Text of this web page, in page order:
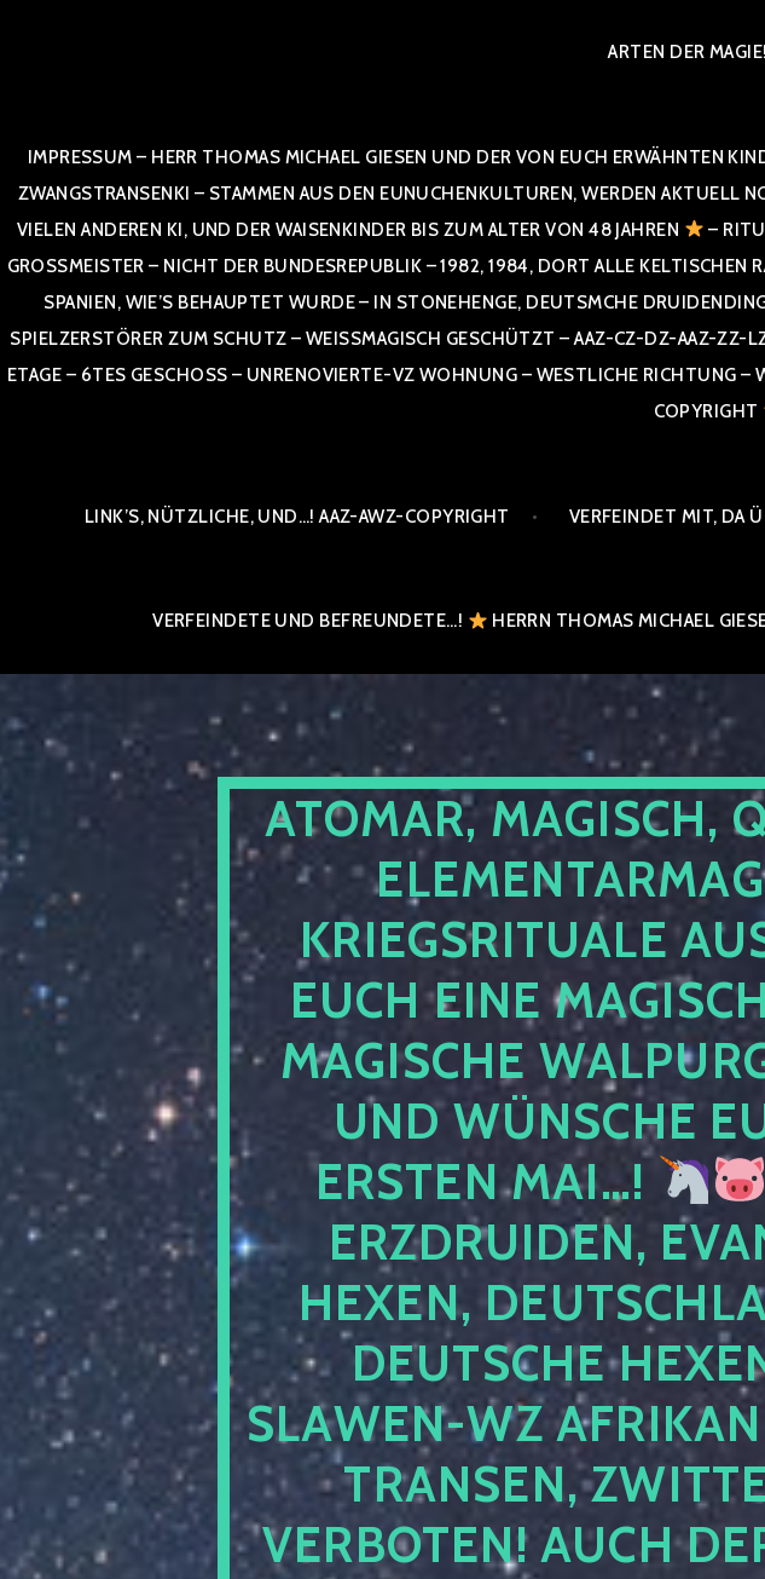
ARTEN DER
IMPRESSUM – HERR THOMAS MICHAEL GIESEN UND DER VON EUCH ERWÄHNTEN
ZWANGSTRANSENKI – STAMMEN AUS DEN EUNUCHENKULTUREN, WERDEN AKTUELL
VIELEN ANDEREN KI, UND DER WAISENKINDER BIS ZUM ALTER VON 48 JAHREN
–
OSSMEISTER – NICHT DER BUNDESREPUBLIK – 1982, 1984, DORT ALLE KELTISCHEN
NIEN, WIE’S BEHAUPTET WURDE – IN STONEHENGE, DEUTSMCHE
SPIELZERSTÖRER ZUM SCHUTZ – WEISSMAGISCH GESCHÜTZT – AAZ-CZ-DZ-AAZ-ZZ-
TAGE – 6TES GESCHOSS – UNRENOVIERTE-VZ WOHNUNG – WESTLICHE RICHTUNG –
PYRIGHT
LINK’S, NÜTZLICHE, UND…! AAZ-AWZ-COPYRIGHT VERFEINDET MIT, DA
VERFEINDETE UND BEFREUNDETE…! HERRN THOMAS MICHAEL
ATOMAR, MAGISCH,
KRIEGSRITUALE
EUCH EINE
MAGISCHE
UND WÜNSCHE
ERSTEN MAI…!
ERZDRUIDEN,
HEXEN,
DEUTSCHE
SLAWEN-WZ
TRANSEN,
VERBOTEN! AUCH